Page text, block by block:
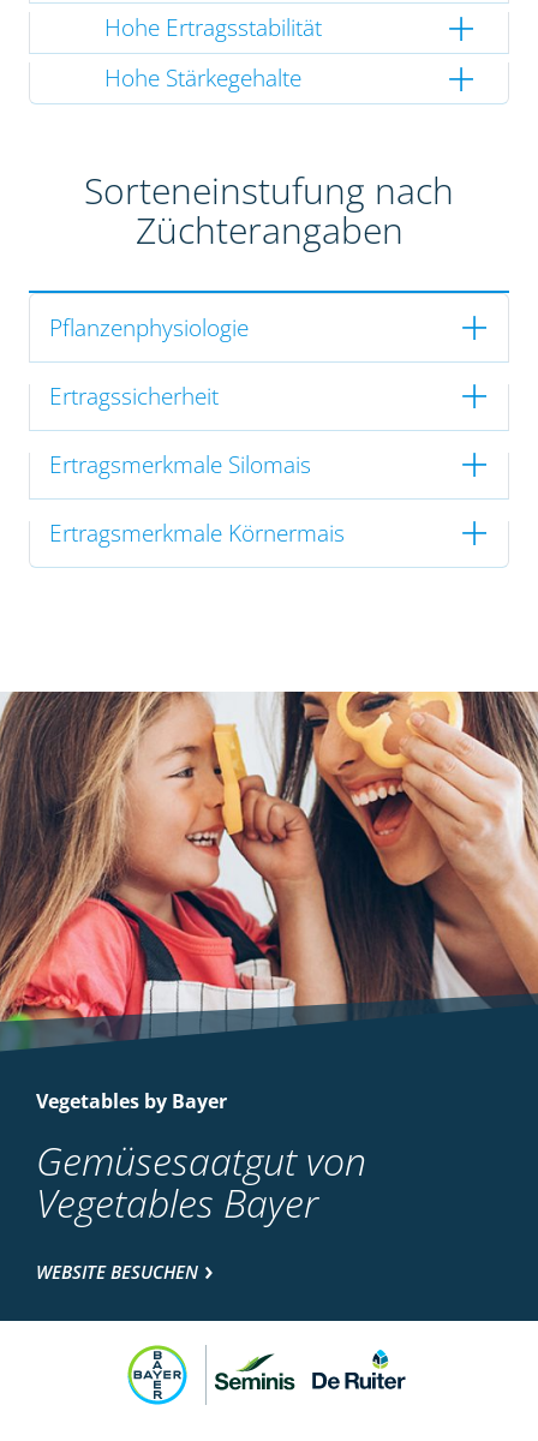
Hohe Ertragsstabilität
Hohe Stärkegehalte
Sorteneinstufung nach
Züchterangaben
Pflanzenphysiologie
Ertragssicherheit
Ertragsmerkmale Silomais
Ertragsmerkmale Körnermais
Vegetables by Bayer
Gemüsesaatgut von
Vegetables Bayer
WEBSITE BESUCHEN